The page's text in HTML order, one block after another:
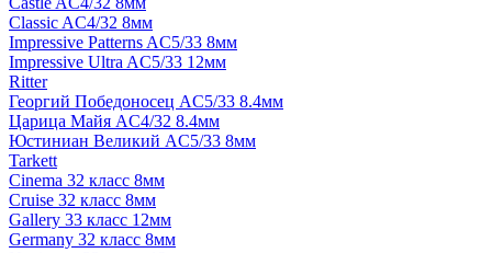
Classic AC4/32 8мм
Impressive Patterns AC5/33 8мм
Impressive Ultra AC5/33 12мм
Ritter
Георгий Победоносец AC5/33 8.4мм
Царица Майя AC4/32 8.4мм
Юстиниан Великий AC5/33 8мм
Tarkett
Cinema 32 класс 8мм
Cruise 32 класс 8мм
Gallery 33 класс 12мм
Germany 32 класс 8мм